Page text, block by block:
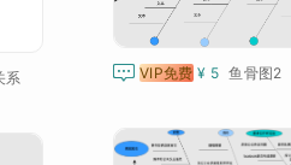
系  VIP免费 ¥ 5 鱼骨图2